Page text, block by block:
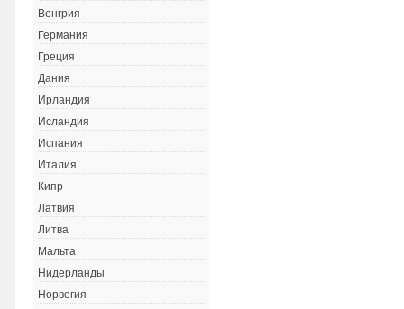
Венгрия
Германия
Греция
Дания
Ирландия
Исландия
Испания
Италия
Кипр
Латвия
Литва
Мальта
Нидерланды
Норвегия